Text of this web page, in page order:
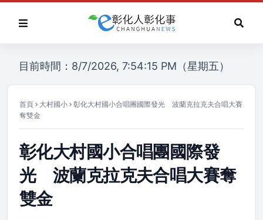
目前時間：8/7/2026, 7:54:15 PM（星期五）
首頁 大村國小
彰化大村國小合唱團國際發光 波蘭克拉克夫合唱大賽
奪雙金
彰化大村國小合唱團國際發
光 波蘭克拉克夫合唱大賽奪
雙金